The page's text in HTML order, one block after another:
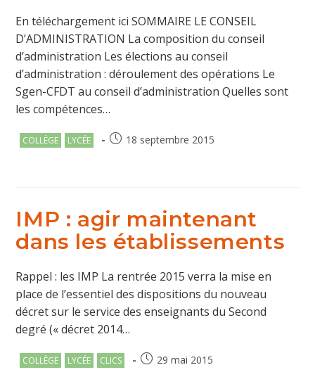
En téléchargement ici SOMMAIRE LE CONSEIL
D’ADMINISTRATION La composition du conseil
d’administration Les élections au conseil
d’administration : déroulement des opérations Le
Sgen-CFDT au conseil d’administration Quelles sont
les compétences…
Post
COLLÈGE LYCÉE
Publication
18 septembre 2015
IMP : agir maintenant
dans les établissements
Rappel : les IMP La rentrée 2015 verra la mise en
place de l’essentiel des dispositions du nouveau
décret sur le service des enseignants du Second
degré (« décret 2014…
Post
COLLÈGE LYCÉE CLICS
Publication
29 mai 2015